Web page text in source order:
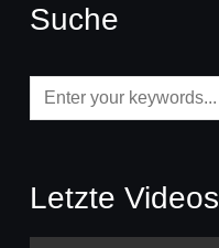
Suche
Letzte Videos